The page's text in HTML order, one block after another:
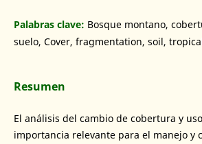
Palabras clave: Bosque montano,
suelo, Cover, fragmentation, soil,
Resumen
El análisis del cambio de cobertura y
importancia relevante para el manejo y